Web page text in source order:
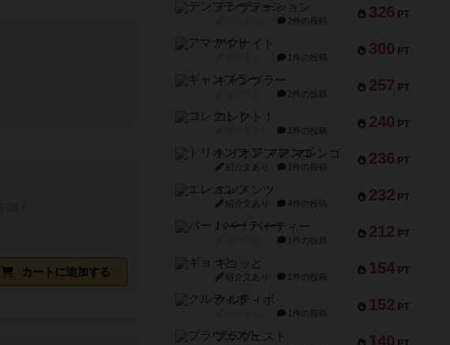
カートに追加する
326 PT
テンプテーション
2件の投稿
300 PT
アマナイト
1件の投稿
257 PT
ギャンブラー
2件の投稿
240 PT
コレクト！
1件の投稿
236 PT
トリオンフ ア マレンゴ
紹介文あり 1件の投稿
232 PT
エレメンツ
紹介文あり 4件の投稿
212 PT
バー！パーティー
1件の投稿
154 PT
ギョッと
紹介文あり 1件の投稿
152 PT
クルティボ
1件の投稿
140
ブラヴェスト